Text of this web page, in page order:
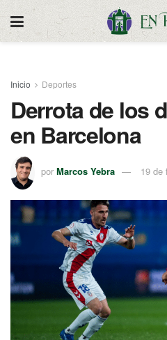
Inicio Deportes
Derrota de los
en Barcelona
por Marcos Yebra 19 de